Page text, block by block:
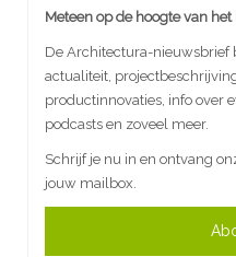
Meteen op de hoogte van
De Architectura-nieuwsbrief
actualiteit,
productinnovaties, info over
podcasts en zoveel meer.
Schrijf je nu in en ontvang
jouw mailbox.